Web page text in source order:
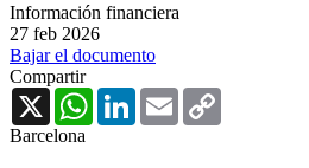
Información financiera
27 feb 2026
Bajar el documento
Compartir
X
WhatsAppLinkedInEmail
Barcelona